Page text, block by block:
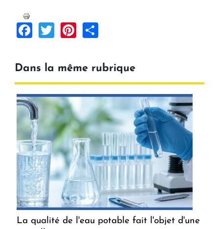
Facebook
TwitterPinterest
Dans la même rubrique
La qualité de l'eau potable fait l'objet d'une